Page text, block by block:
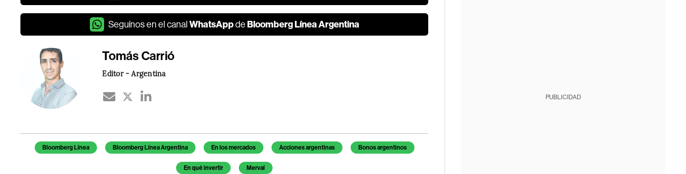
Seguínos en el canal WhatsAppde Bloomberg Línea Argentina
Tomás Carrió
Editor - Argentina
Temas de este artículo
Bloomberg Línea Bloomberg Línea Argentina En los mercados Acciones argentinas Bonos argentinos
En qué invertir Merval
PUBLICIDAD